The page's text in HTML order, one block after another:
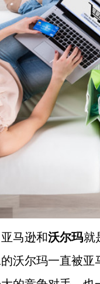
马逊和沃尔玛就
沃尔玛一直被亚